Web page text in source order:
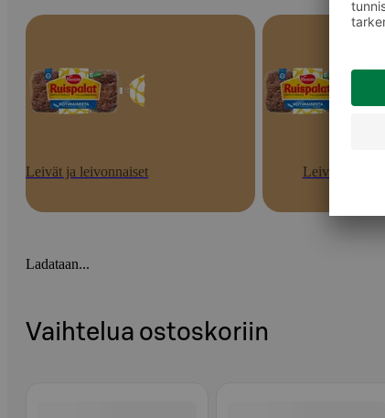
Leivät ja leivonnaiset Leivät
Ladataan...
Vaihtelua ostoskoriin